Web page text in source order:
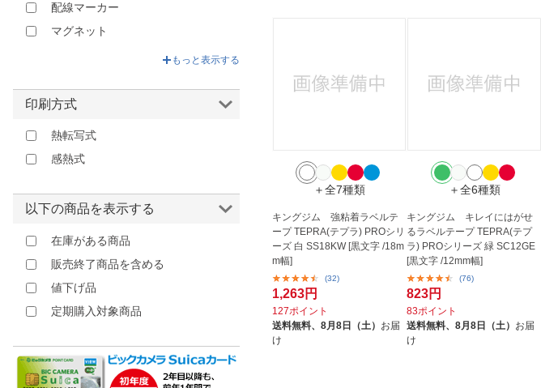
＋全7種類
キングジム 強粘着ラベルテ
ープ TEPRA(テプラ) PROシリ
ーズ 白 SS18KW [黒文字 /18m
m幅]
(32)
1,263円
127ポイント
送料無料、 8月8日（土） お届
け
＋全6種類
キングジム キレイにはがせ
るラベルテープ TEPRA(テプ
ラ) PROシリーズ 緑 SC12GE
[黒文字 /12mm幅]
(76)
823円
83ポイント
送料無料、8月8日（土） お届
け
90mm幅
100mm幅
102mm幅
配線マーカー
マグネット
マット
もっと表示する
印刷方式
熱転写式
感熱式
以下の商品を表示する
在庫がある商品
販売終了商品を含める
値下げ品
定期購入対象商品